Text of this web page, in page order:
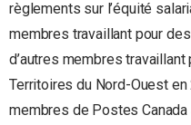
règlements sur l’équité
membres travaillant pour
d’autres membres
Territoires du Nord-Ouest
membres de Postes